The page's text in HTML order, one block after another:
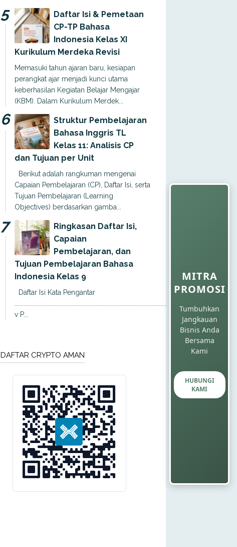
Daftar Isi & Pemetaan
CP-TP Bahasa
Indonesia Kelas XI
Kurikulum Merdeka Revisi
Memasuki tahun ajaran baru, kesiapan
perangkat ajar menjadi kunci utama
keberhasilan Kegiatan Belajar Mengajar
(KBM). Dalam Kurikulum Merdek...
Struktur Pembelajaran
Bahasa Inggris TL
Kelas 11: Analisis CP
dan Tujuan per Unit
Berikut adalah rangkuman mengenai
Capaian Pembelajaran (CP), Daftar Isi, serta
Tujuan Pembelajaran (Learning
Objectives) berdasarkan gamba...
Ringkasan Daftar Isi,
Capaian
Pembelajaran, dan
Tujuan Pembelajaran Bahasa
Indonesia Kelas 9
Daftar Isi Kata Pengantar
............................................................................................................
v P...
DAFTAR CRYPTO AMAN
MITRA
PROMOSI
Tumbuhkan
Jangkauan
Bisnis Anda
Bersama
Kami
HUBUNGI
KAMI